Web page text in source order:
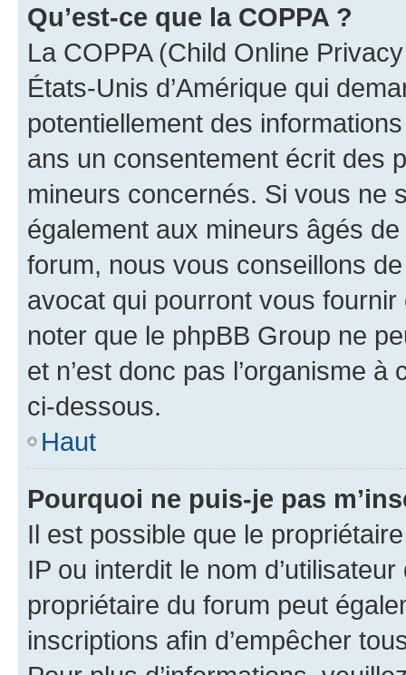
Qu’est-ce que la COPPA ?
La COPPA (Child Online
États-Unis d’Amérique qui
potentiellement des
ans un consentement écrit des
mineurs concernés. Si vous ne
également aux mineurs âgés
forum, nous vous conseillons
avocat qui pourront vous
noter que le phpBB Group ne
et n’est donc pas l’organisme
ci-dessous.
Haut
Pourquoi ne puis-je pas
Il est possible que le
IP ou interdit le nom
propriétaire du forum peut
inscriptions afin d’empêcher